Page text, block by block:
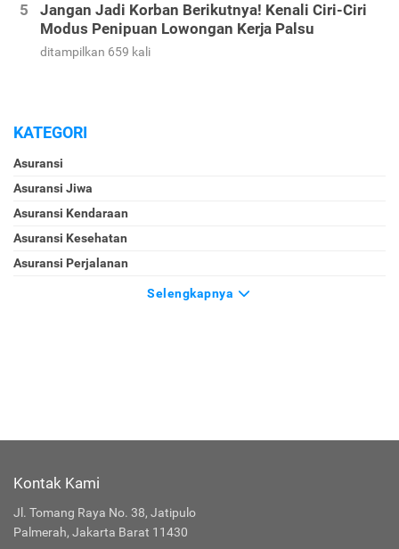
Jangan Jadi Korban Berikutnya! Kenali Ciri-Ciri
Modus Penipuan Lowongan Kerja Palsu
ditampilkan 659 kali
KATEGORI
Asuransi
Asuransi Jiwa
Asuransi Kendaraan
Asuransi Kesehatan
Asuransi Perjalanan
Selengkapnya
Kontak Kami
Jl. Tomang Raya No. 38, Jatipulo
Palmerah, Jakarta Barat 11430